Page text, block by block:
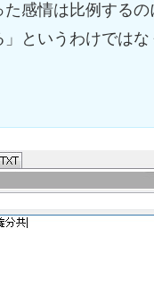
感情は比例する
というわけでは